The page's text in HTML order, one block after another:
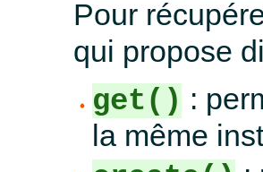
Pour
qui propose
get() :
la même